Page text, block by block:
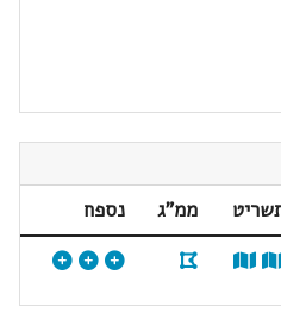
ממ"ג
נספח